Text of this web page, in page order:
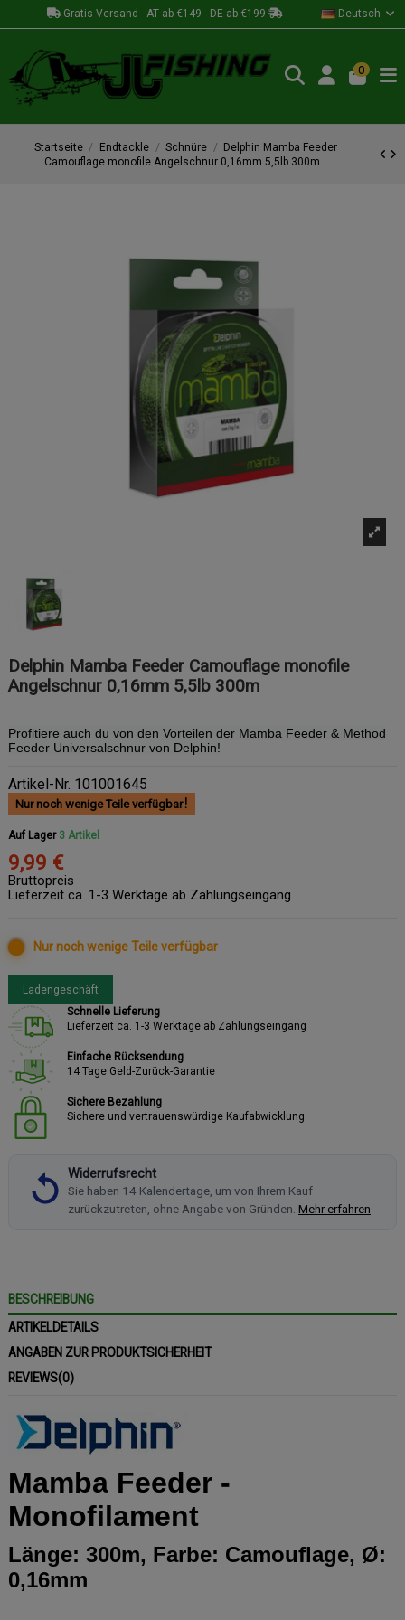
Gratis Versand - AT ab €149 - DE ab €199 Deutsch
0
Startseite Endtackle Schnüre
Delphin Mamba Feeder
Camouflage monofile Angelschnur 0,16mm 5,5lb 300m
Delphin Mamba Feeder Camouflage monofile
Angelschnur 0,16mm 5,5lb 300m
Profitiere auch du von den Vorteilen der Mamba Feeder & Method
Feeder Universalschnur von Delphin!
Artikel-Nr. 101001645
Nur noch wenige Teile verfügbar
Auf Lager 3 Artikel
9,99 €
Bruttopreis
Lieferzeit ca. 1-3 Werktage ab Zahlungseingang
Nur noch wenige Teile verfügbar
Ladengeschäft
Schnelle Lieferung
Lieferzeit ca. 1-3 Werktage ab Zahlungseingang
Einfache Rücksendung
14 Tage Geld-Zurück-Garantie
Sichere Bezahlung
Sichere und vertrauenswürdige Kaufabwicklung
Widerrufsrecht
Sie haben 14 Kalendertage, um von Ihrem Kauf
zurückzutreten, ohne Angabe von Gründen. Mehr erfahren
BESCHREIBUNG
ARTIKELDETAILS
ANGABEN ZUR PRODUKTSICHERHEIT
REVIEWS(0)
Mamba Feeder -
Monofilament
Länge: 300m, Farbe: Camouflage, Ø:
0,16mm